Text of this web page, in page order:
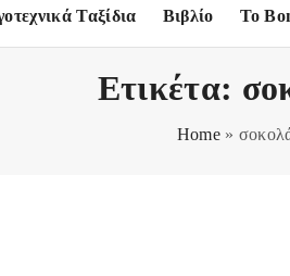
Ταξίδια Βιβλίο Το
Ετικέτα:
Home»